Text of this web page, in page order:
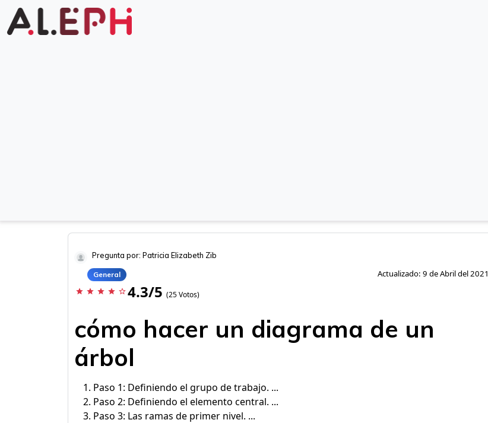
Pregunta por: Patricia Elizabeth Zib
General Actualizado: 9 de Abril del 2021
star star star star star_border 4.3/5 (25 Votos)
cómo hacer un diagrama de un
árbol
Paso 1: Definiendo el grupo de trabajo. ...
Paso 2: Definiendo el elemento central. ...
Paso 3: Las ramas de primer nivel. ...